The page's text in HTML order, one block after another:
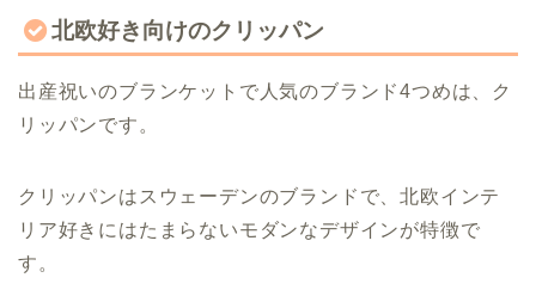
北欧好き向けのクリッパン
出産祝いのブランケットで人気のブランド4つめは、ク
リッパンです。
クリッパンはスウェーデンのブランドで、北欧インテ
リア好きにはたまらないモダンなデザインが特徴で
す。